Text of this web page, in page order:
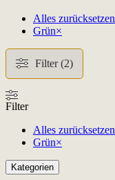
Alles zurücksetzen
Grün×
Filter (2)
Filter
Alles zurücksetzen
Grün×
Kategorien